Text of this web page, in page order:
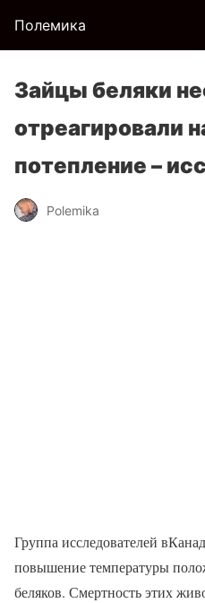
Полемика
Зайцы беляки
отреагировали
потепление –
Polemika
Группа исследователей
повышение температуры
беляков. Смертность этих